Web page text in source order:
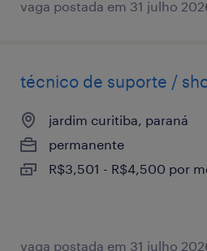
vaga postada em 31 julho
técnico de suporte /
jardim curitiba, paraná
permanente
R$3,501 - R$4,500 por
vaga postada em 31 julho